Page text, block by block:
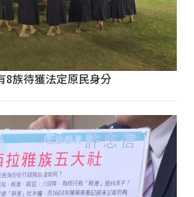
8族待獲法定原民身分